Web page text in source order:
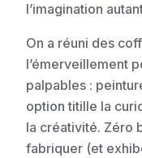
l’imagination
On a réuni des
l’émerveillement
palpables :
option titille la
la créativité. Zéro
fabriquer (et